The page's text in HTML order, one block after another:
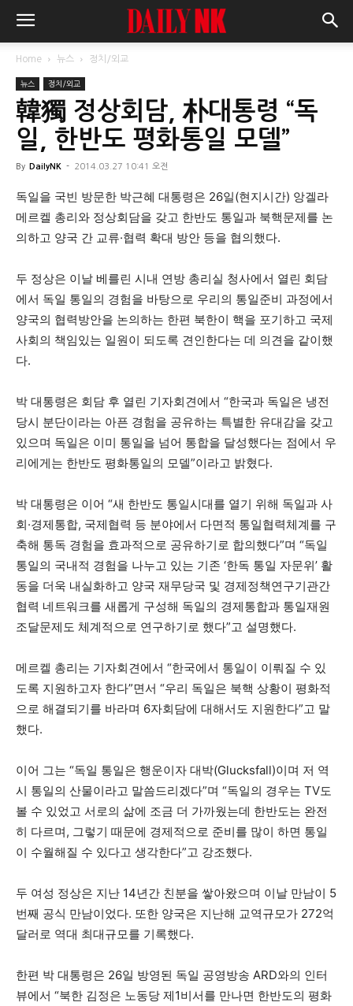
Home 뉴스 정치/외교
뉴스 정치/외교
韓獨 정상회담, 朴대통령 “독
일, 한반도 평화통일 모델”
By DailyNK - 2014.03.27 10:41 오전
독일을 국빈 방문한 박근혜 대통령은 26일(현지시간) 앙겔라
메르켈 총리와 정상회담을 갖고 한반도 통일과 북핵문제를 논
의하고 양국 간 교류·협력 확대 방안 등을 협의했다.
두 정상은 이날 베를린 시내 연방 총리실 청사에서 열린 회담
에서 독일 통일의 경험을 바탕으로 우리의 통일준비 과정에서
양국의 협력방안을 논의하는 한편 북한이 핵을 포기하고 국제
사회의 책임있는 일원이 되도록 견인한다는 데 의견을 같이했
다.
박 대통령은 회담 후 열린 기자회견에서 “한국과 독일은 냉전
당시 분단이라는 아픈 경험을 공유하는 특별한 유대감을 갖고
있으며 독일은 이미 통일을 넘어 통합을 달성했다는 점에서 우
리에게는 한반도 평화통일의 모델”이라고 밝혔다.
박 대통령은 이어 “새 한반도 통일시대를 열기 위해 독일과 사
회·경제통합, 국제협력 등 분야에서 다면적 통일협력체계를 구
축해 통독 경험을 효과적으로 공유하기로 합의했다”며 “독일
통일의 국내적 경험을 나누고 있는 기존 ‘한독 통일 자문위’ 활
동을 더욱 내실화하고 양국 재무당국 및 경제정책연구기관간
협력 네트워크를 새롭게 구성해 독일의 경제통합과 통일재원
조달문제도 체계적으로 연구하기로 했다”고 설명했다.
메르켈 총리는 기자회견에서 “한국에서 통일이 이뤄질 수 있
도록 지원하고자 한다”면서 “우리 독일은 북핵 상황이 평화적
으로 해결되기를 바라며 6자회담에 대해서도 지원한다”고 말
했다.
이어 그는 “독일 통일은 행운이자 대박(Glucksfall)이며 저 역
시 통일의 산물이라고 말씀드리겠다”며 “독일의 경우는 TV도
볼 수 있었고 서로의 삶에 조금 더 가까웠는데 한반도는 완전
히 다르며, 그렇기 때문에 경제적으로 준비를 많이 하면 통일
이 수월해질 수 있다고 생각한다”고 강조했다.
두 여성 정상은 지난 14년간 친분을 쌓아왔으며 이날 만남이 5
번째 공식 만남이었다. 또한 양국은 지난해 교역규모가 272억
달러로 역대 최대규모를 기록했다.
한편 박 대통령은 26일 방영된 독일 공영방송 ARD와의 인터
뷰에서 “북한 김정은 노동당 제1비서를 만나면 한반도의 평화